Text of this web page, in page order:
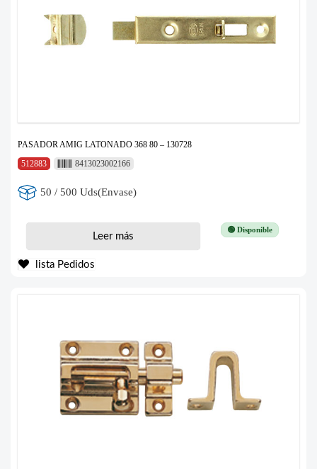
PASADOR AMIG LATONADO 368 80 – 130728
512883
8413023002166
50 / 500 Uds(Envase)
🟢 Disponible
Leer más
lista Pedidos